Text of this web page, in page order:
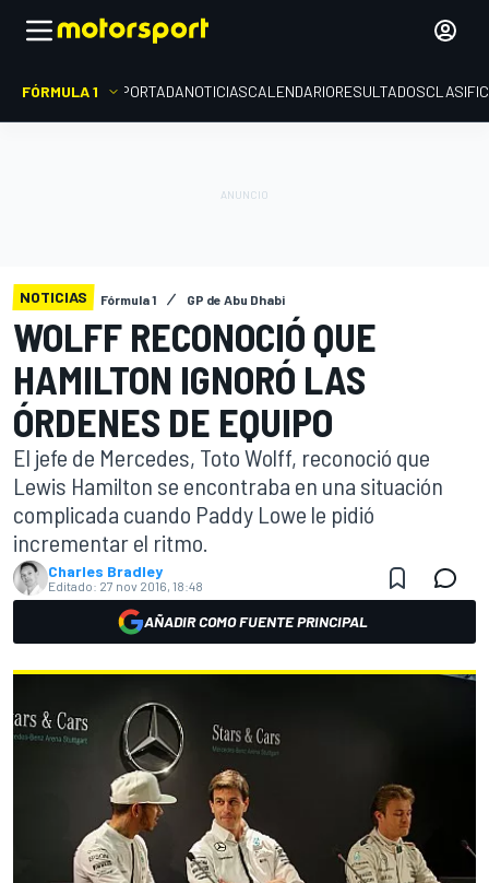
FÓRMULA 1 PORTADANOTICIASCALENDARIORESULTADOS
NOTICIAS Fórmula 1 GP de Abu Dhabi
WOLFF RECONOCIÓ QUE
HAMILTON IGNORÓ LAS
ÓRDENES DE EQUIPO
El jefe de Mercedes, Toto Wolff, reconoció que
Lewis Hamilton se encontraba en una situación
complicada cuando Paddy Lowe le pidió
incrementar el ritmo.
Charles Bradley
Editado: 27 nov 2016, 18:48
AÑADIR COMO FUENTE PRINCIPAL